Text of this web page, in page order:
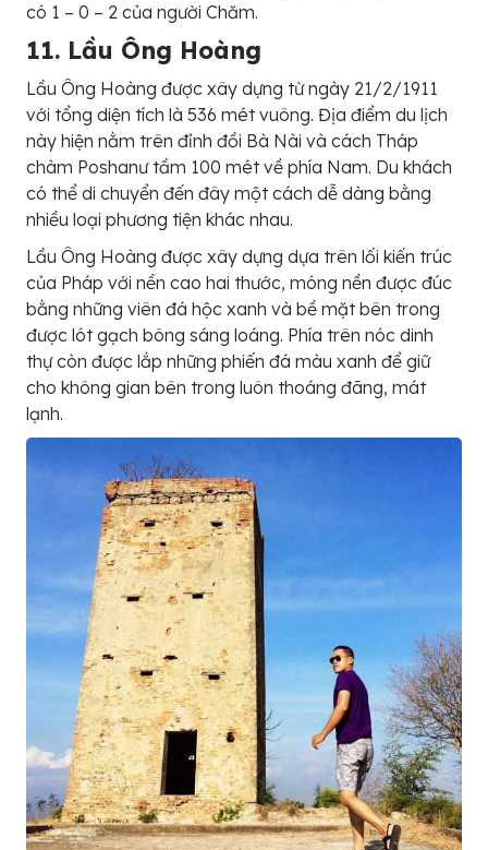
có 1 – 0 – 2 của người Chăm.
11. Lầu Ông Hoàng
Lầu Ông Hoàng được xây dựng từ ngày 21/2/1911
với tổng diện tích là 536 mét vuông. Địa điểm du lịch
này hiện nằm trên đỉnh đồi Bà Nài và cách Tháp
chàm Poshanư tầm 100 mét về phía Nam. Du khách
có thể di chuyển đến đây một cách dễ dàng bằng
nhiều loại phương tiện khác nhau.
Lầu Ông Hoàng được xây dựng dựa trên lối kiến trúc
của Pháp với nền cao hai thước, móng nền được đúc
bằng những viên đá hộc xanh và bề mặt bên trong
được lót gạch bông sáng loáng. Phía trên nóc dinh
thự còn được lắp những phiến đá màu xanh để giữ
cho không gian bên trong luôn thoáng đãng, mát
lạnh.